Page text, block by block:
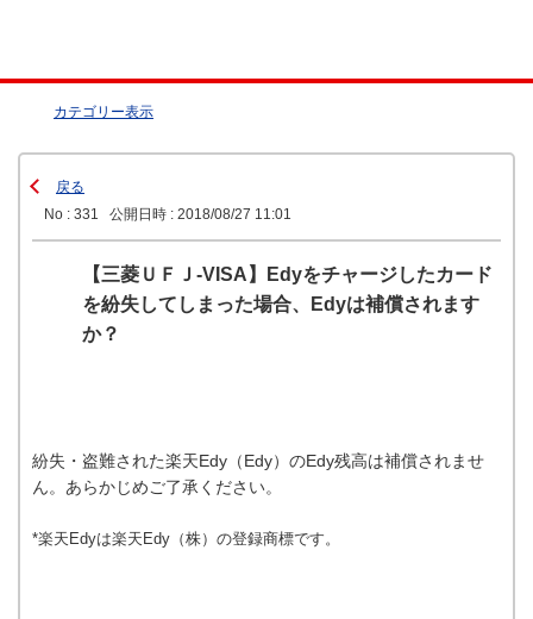
カテゴリー表示
戻る
No : 331
公開日時 : 2018/08/27 11:01
【三菱ＵＦＪ-VISA】Edyをチャージしたカード
を紛失してしまった場合、Edyは補償されます
か？
紛失・盗難された楽天Edy（Edy）のEdy残高は補償されませ
ん。あらかじめご了承ください。
*楽天Edyは楽天Edy（株）の登録商標です。